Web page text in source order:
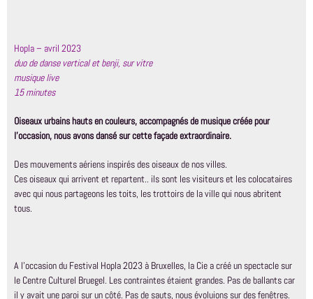
Hopla – avril 2023
duo de danse vertical et benji, sur vitre
musique live
15 minutes
Oiseaux urbains hauts en couleurs, accompagnés de musique créée pour
l’occasion, nous avons dansé sur cette façade extraordinaire.
Des mouvements aériens inspirés des oiseaux de nos villes.
Ces oiseaux qui arrivent et repartent.. ils sont les visiteurs et les colocataires
avec qui nous partageons les toits, les trottoirs de la ville qui nous abritent
tous.
A l’occasion du Festival Hopla 2023 à Bruxelles, la Cie a créé un spectacle sur
le Centre Culturel Bruegel. Les contraintes étaient grandes. Pas de ballants car
il y avait une paroi sur un côté. Pas de sauts, nous évoluions sur des fenêtres.